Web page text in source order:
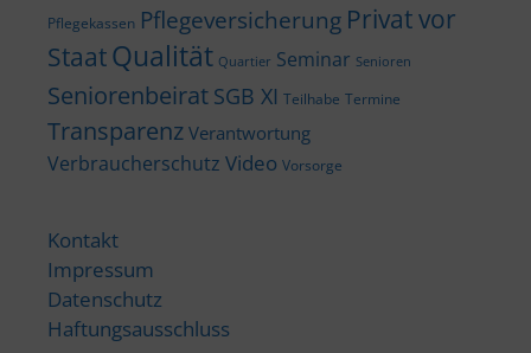
Pflegekassen Pflegeversicherung Privat vor
StaatQualität Quartier Seminar Senioren
Seniorenbeirat SGB XI Teilhabe Termine
Transparenz Verantwortung
Verbraucherschutz Video Vorsorge
Kontakt
Impressum
Datenschutz
Haftungsausschluss